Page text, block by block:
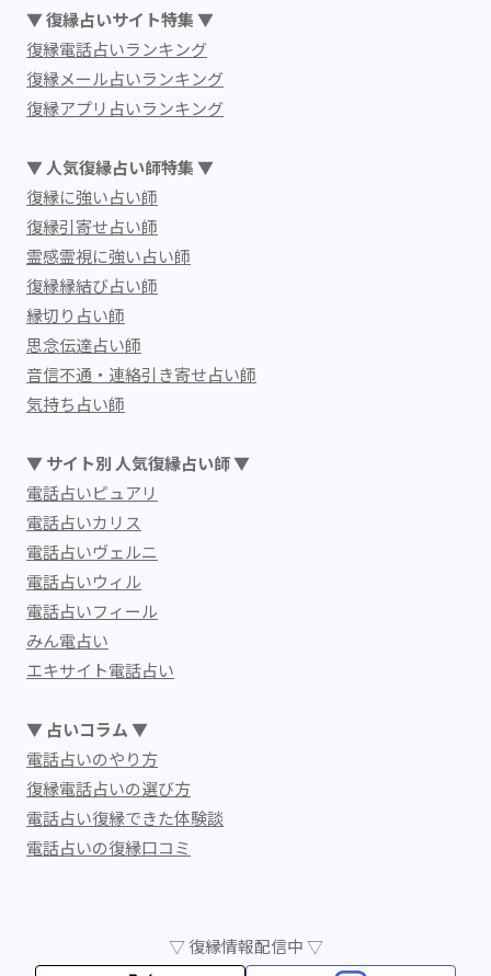
▼ 復縁占いサイト特集 ▼
復縁電話占いランキング
復縁メール占いランキング
復縁アプリ占いランキング
▼ 人気復縁占い師特集 ▼
復縁に強い占い師
復縁引寄せ占い師
霊感霊視に強い占い師
復縁縁結び占い師
縁切り占い師
思念伝達占い師
音信不通・連絡引き寄せ占い師
気持ち占い師
▼ サイト別 人気復縁占い師 ▼
電話占いピュアリ
電話占いカリス
電話占いヴェルニ
電話占いウィル
電話占いフィール
みん電占い
エキサイト電話占い
▼ 占いコラム ▼
電話占いのやり方
復縁電話占いの選び方
電話占い復縁できた体験談
電話占いの復縁口コミ
▽ 復縁情報配信中 ▽